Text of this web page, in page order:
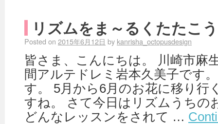
リズムをま～るくたたこ
Posted on 2015年6月12日 by kanrisha_octopusdesign
皆さま、こんにちは。 川崎市麻
間アルテドレミ岩本久美子です
す。 5月から6月のお花に移り行
すね。 さて今日はリズムうちの
どんなレッスンをされて …